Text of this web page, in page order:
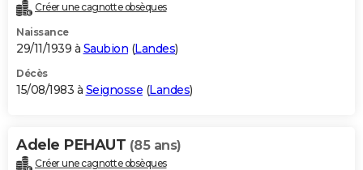
Créer une cagnotte obsèques
Naissance
29/11/1939 à Saubion (Landes)
Décès
15/08/1983 à Seignosse (Landes)
Adele PEHAUT (85 ans)
Créer une cagnotte obsèques